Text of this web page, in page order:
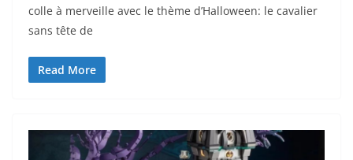
colle à merveille avec le thème d’Halloween: le cavalier
sans tête de
Read More